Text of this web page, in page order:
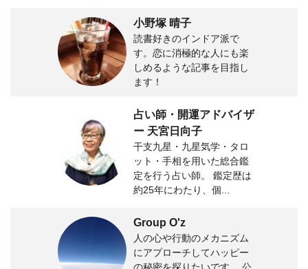
小野塚 晴子
読書好きのインドア派で
す。恋に消極的な人にも楽
しめるような記事を目指し
ます！
占い師・開運アドバイザ
ー 天宮日向子
干支九星・九星気学・タロ
ット・手相を用いた総合鑑
定を行う占い師。 鑑定歴は
約25年にわたり、個...
Group O'z
人の心や行動のメカニズム
にアプローチしてハッピー